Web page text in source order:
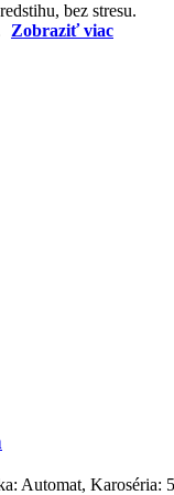
bez stresu.
Zobraziť viac
Automat, Karoséria: